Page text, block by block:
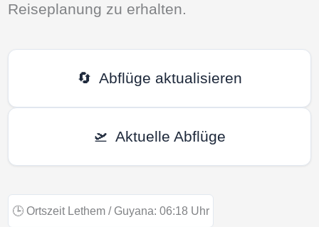
Reiseplanung zu erhalten.
🔄 Abflüge aktualisieren
🛫 Aktuelle Abflüge
🕒 Ortszeit Lethem / Guyana: 06:18 Uhr